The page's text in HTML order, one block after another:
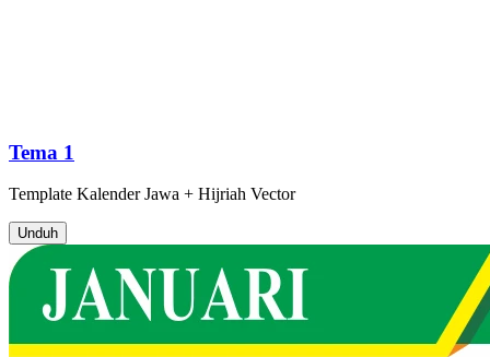
Tema 1
Template Kalender Jawa + Hijriah Vector
Unduh